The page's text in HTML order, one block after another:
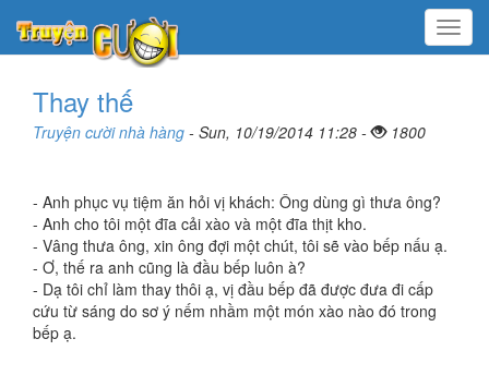
Menu
Thay thế
Truyện cười nhà hàng - Sun, 10/19/2014 11:28 - 1800
- Anh phục vụ tiệm ăn hỏi vị khách: Ông dùng gì thưa ông?
- Anh cho tôi một đĩa cải xào và một đĩa thịt kho.
- Vâng thưa ông, xin ông đợi một chút, tôi sẽ vào bếp nấu ạ.
- Ơ, thế ra anh cũng là đầu bếp luôn à?
- Dạ tôi chỉ làm thay thôi ạ, vị đầu bếp đã được đưa đi cấp
cứu từ sáng do sơ ý nếm nhầm một món xào nào đó trong
bếp ạ.